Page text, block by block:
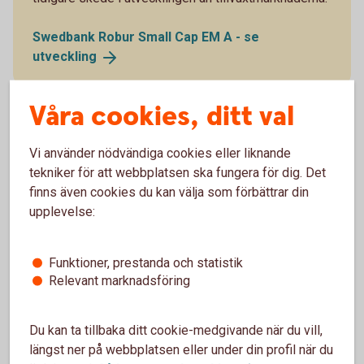
Swedbank Robur Small Cap EM A - se
utveckling
Småbolagsfond Norden
För dig som tror på
Våra cookies, ditt val
Vi använder nödvändiga cookies eller liknande
tekniker för att webbplatsen ska fungera för dig. Det
finns även cookies du kan välja som förbättrar din
upplevelse:
Funktioner, prestanda och statistik
Relevant marknadsföring
Du kan ta tillbaka ditt cookie-medgivande när du vill,
längst ner på webbplatsen eller under din profil när du